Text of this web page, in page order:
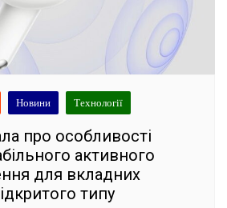
Новини Технології
про особливості
активного
для вкладних
типу